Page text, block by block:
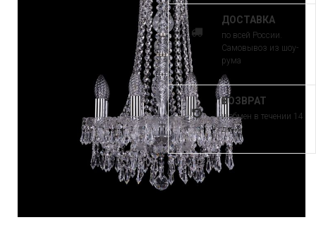
ДОСТАВКА
по всей России.
Самовывоз из шоу-
рума
ВОЗВРАТ
и обмен в течении 14
дней